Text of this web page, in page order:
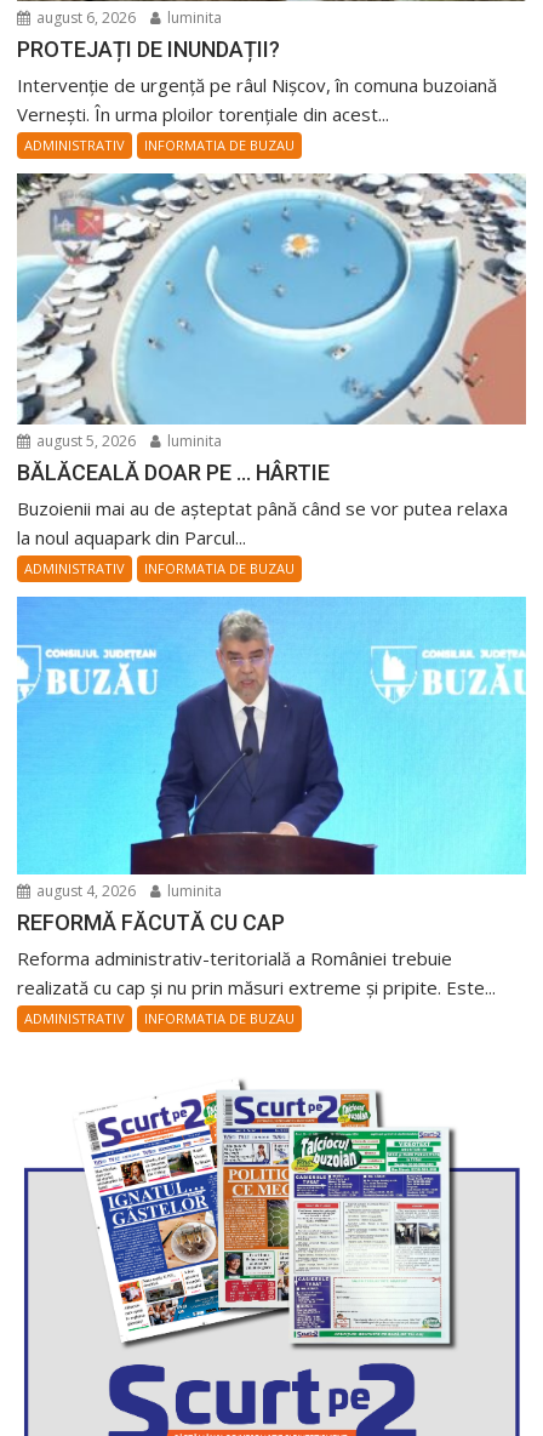
august 6, 2026 luminita
PROTEJAȚI DE INUNDAȚII?
Intervenție de urgență pe râul Nișcov, în comuna buzoiană
Vernești. În urma ploilor torențiale din acest...
ADMINISTRATIV INFORMATIA DE BUZAU
august 5, 2026 luminita
BĂLĂCEALĂ DOAR PE … HÂRTIE
Buzoienii mai au de așteptat până când se vor putea relaxa
la noul aquapark din Parcul...
ADMINISTRATIV INFORMATIA DE BUZAU
august 4, 2026 luminita
REFORMĂ FĂCUTĂ CU CAP
Reforma administrativ-teritorială a României trebuie
realizată cu cap și nu prin măsuri extreme și pripite. Este...
ADMINISTRATIV INFORMATIA DE BUZAU